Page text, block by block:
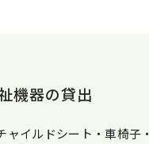
機器の貸出
ャイルドシート・車椅子・